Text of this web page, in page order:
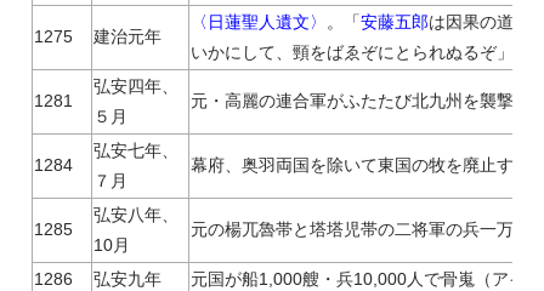
1275 建治元年
〈日蓮聖人遺文〉 。「安藤五郎は因果の道理
いかにして、頸をばゑぞにとられぬるぞ」(1)
1281
弘安四年、
５月
元・高麗の連合軍がふたたび北九州を襲撃す
1284
弘安七年、
７月
幕府、奥羽両国を除いて東国の牧を廃止する
1285
弘安八年、
10月
元の楊兀魯帯と塔塔児帯の二将軍の兵一万、
1286 弘安九年 元国が船1,000艘・兵10,000人で骨嵬（アイ